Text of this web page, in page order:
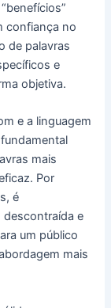
confiança no
de palavras
e
objetiva.
e a linguagem
mais
Por
é
descontraída e
um público
mais